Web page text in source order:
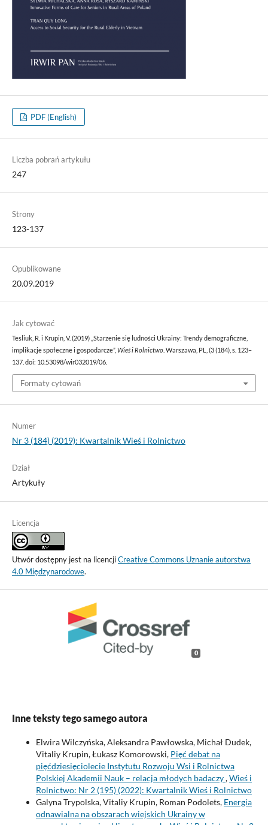
PDF (English)
Liczba pobrań artykułu
247
Strony
123-137
Opublikowane
20.09.2019
Jak cytować
Tesliuk, R. i Krupin, V. (2019) „Starzenie się ludności Ukrainy: Trendy demograficzne,
implikacje społeczne i gospodarcze”, Wieś i Rolnictwo. Warszawa, PL, (3 (184), s. 123–
137. doi: 10.53098/wir032019/06.
Formaty cytowań
Numer
Nr 3 (184) (2019): Kwartalnik Wieś i Rolnictwo
Dział
Artykuły
Licencja
Utwór dostępny jest na licencjiCreative Commons Uznanie autorstwa
4.0 Międzynarodowe.
0
Inne teksty tego samego autora
Elwira Wilczyńska, Aleksandra Pawłowska, Michał Dudek,
Vitaliy Krupin, Łukasz Komorowski, Pięć debat na
pięćdziesięciolecie Instytutu Rozwoju Wsi i Rolnictwa
Polskiej Akademii Nauk – relacja młodych badaczy,Wieś i
Rolnictwo: Nr 2 (195) (2022): Kwartalnik Wieś i Rolnictwo
Galyna Trypolska, Vitaliy Krupin, Roman Podolets, Energia
odnawialna na obszarach wiejskich Ukrainy w